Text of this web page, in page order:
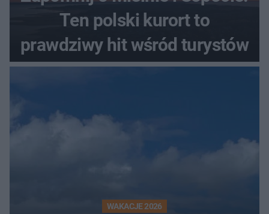
Ten polski kurort to
prawdziwy hit wśród turystów
WAKACJE 2026